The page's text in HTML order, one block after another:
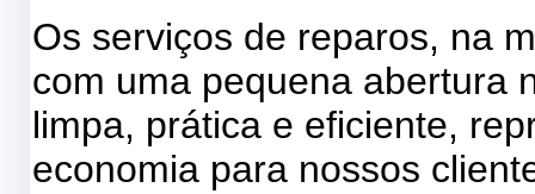
Os serviços de reparos, na
com uma pequena abertura
limpa, prática e eficiente,
economia para nossos